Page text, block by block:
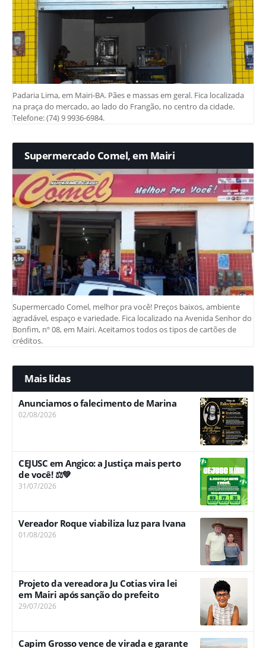
Padaria Lima, em Mairi-BA. Pães e massas em geral. Fica localizada
na praça do mercado, ao lado do Frangão, no centro da cidade.
Telefone: (74) 9 9936-6984.
Supermercado Comel, em Mairi
Supermercado Comel, melhor pra você! Preços baixos, ambiente
agradável, espaço e variedade. Fica localizado na Avenida Senhor do
Bonfim, nº 08, em Mairi. Aceitamos todos os tipos de cartões de
créditos.
Mais lidas
Anunciamos o falecimento de Marina
02/08/2026
CEJUSC em Angico: a Justiça mais perto
de você! ⚖️💚
31/07/2026
Vereador Roque viabiliza luz para Ivana
01/08/2026
Projeto da vereadora Ju Cotias vira lei
em Mairi após sanção do prefeito
29/07/2026
Capim Grosso vence de virada e garante